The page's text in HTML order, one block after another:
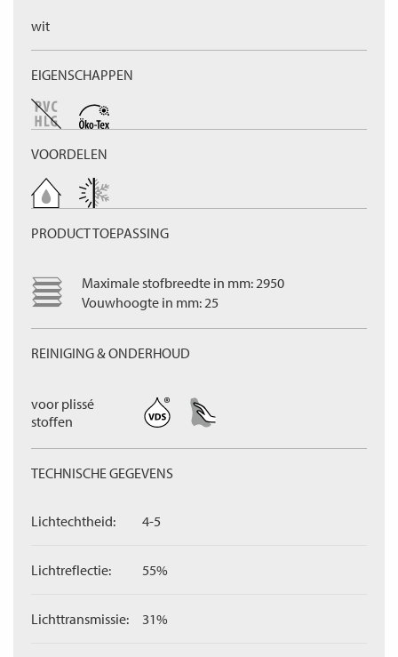
wit
EIGENSCHAPPEN
VOORDELEN
PRODUCT TOEPASSING
Maximale stofbreedte in mm: 2950
Vouwhoogte in mm: 25
REINIGING & ONDERHOUD
voor plissé
stoffen
TECHNISCHE GEGEVENS
Lichtechtheid: 4-5
Lichtreflectie: 55%
Lichttransmissie: 31%